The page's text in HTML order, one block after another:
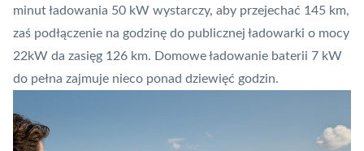
minut ładowania 50 kW wystarczy, aby przejechać 145 km,
zaś podłączenie na godzinę do publicznej ładowarki o mocy
22kW da zasięg 126 km. Domowe ładowanie baterii 7 kW
do pełna zajmuje nieco ponad dziewięć godzin.